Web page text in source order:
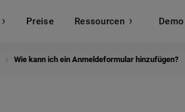
Preise RessourcenSuche
Wie kann ich ein Anmeldeformular hinzufügen?